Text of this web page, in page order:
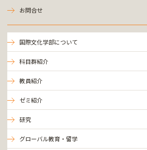
お問合せ
国際文化学部について
科目群紹介
教員紹介
ゼミ紹介
研究
グローバル教育・留学